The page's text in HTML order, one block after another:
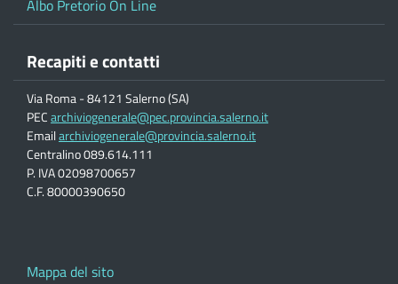
Albo Pretorio On Line
Recapiti e contatti
Via Roma - 84121 Salerno (SA)
PECarchiviogenerale@pec.provincia.salerno.it
Emailarchiviogenerale@provincia.salerno.it
Centralino 089.614.111
P. IVA 02098700657
C.F. 80000390650
Mappa del sito